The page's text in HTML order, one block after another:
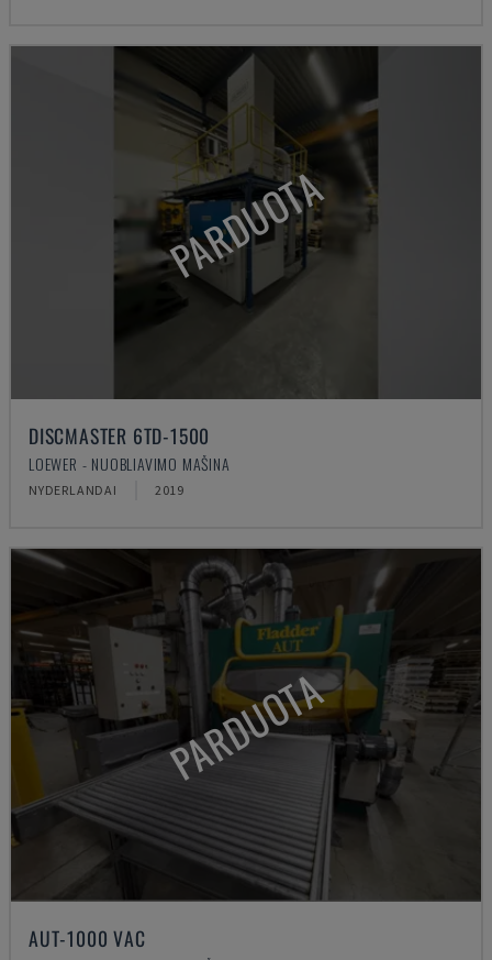
PARDUOTA
DISCMASTER 6TD-1500
LOEWER - NUOBLIAVIMO MAŠINA
NYDERLANDAI 2019
PARDUOTA
AUT-1000 VAC